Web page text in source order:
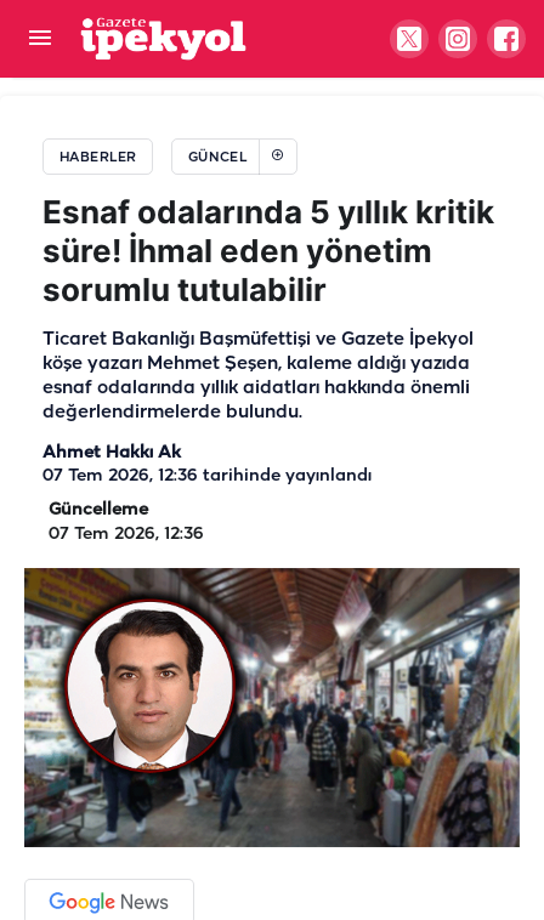
HABERLER GÜNCEL
Esnaf odalarında 5 yıllık kritik
süre! İhmal eden yönetim
sorumlu tutulabilir
Ticaret Bakanlığı Başmüfettişi ve Gazete İpekyol
köşe yazarı Mehmet Şeşen, kaleme aldığı yazıda
esnaf odalarında yıllık aidatları hakkında önemli
değerlendirmelerde bulundu.
Ahmet Hakkı Ak
07 Tem 2026, 12:36 tarihinde yayınlandı
Güncelleme
07 Tem 2026, 12:36
Şanlıurfa çiftçisini rahatlatan gelişme! Sabit fiyat